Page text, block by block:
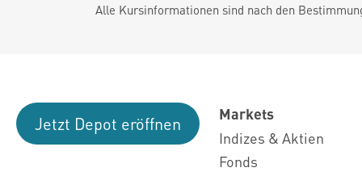
Alle Kursinformationen sind nach den
Jetzt Depot eröffnen
Markets
Indizes & Aktien
Fonds